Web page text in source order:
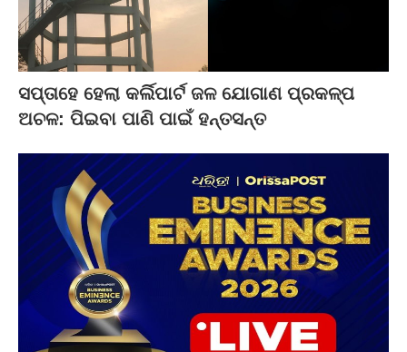
ସପ୍ତାହେ ହେଲା କର୍ଲିପାର୍ଟ ଜଳ ଯୋଗାଣ ପ୍ରକଳ୍ପ
ଅଚଳ: ପିଇବା ପାଣି ପାଇଁ ହନ୍ତସନ୍ତ